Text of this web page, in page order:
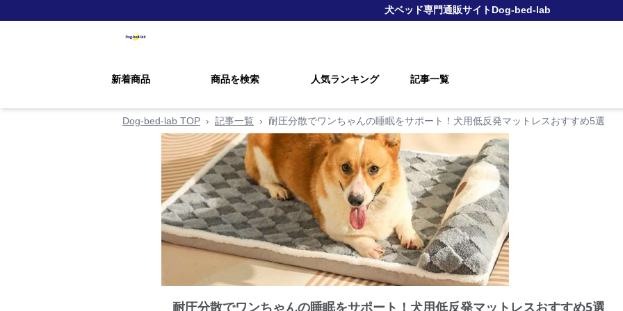
犬ベッド専門通販サイトDog-bed-lab
新着商品 商品を検索 人気ランキング 記事一覧
Dog-bed-lab TOP › 記事一覧 › 耐圧分散でワンちゃんの睡眠をサポート！犬用低反発マットレスおすすめ5選
耐圧分散でワンちゃんの睡眠をサポート！犬用低反発マットレスおすすめ5選